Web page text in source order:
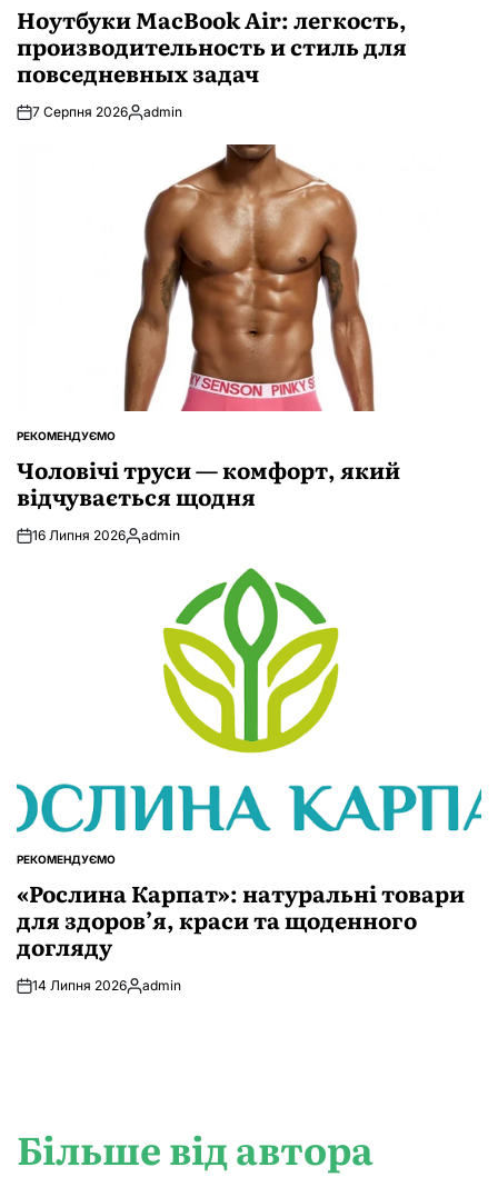
Ноутбуки MacBook Air: легкость,
производительность и стиль для
повседневных задач
7 Серпня 2026Опубліковано
admin
ОПУБЛІКУВАТИ
РЕКОМЕНДУЄМО
Чоловічі труси — комфорт, який
відчувається щодня
16 Липня 2026Опубліковано
admin
ОПУБЛІКУВАТИ
РЕКОМЕНДУЄМО
«Рослина Карпат»: натуральні товари
для здоров’я, краси та щоденного
догляду
14 Липня 2026Опубліковано
admin
Більше від автора